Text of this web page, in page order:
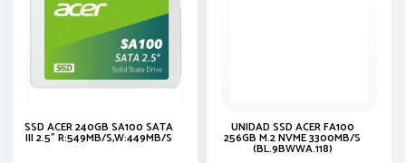
SSD ACER 240GB SA100 SATA
III 2.5" R:549MB/s,W:449MB/s
UNIDAD SSD ACER FA100
256GB M.2 NVME 3300MB/S
(BL.9BWWA.118)